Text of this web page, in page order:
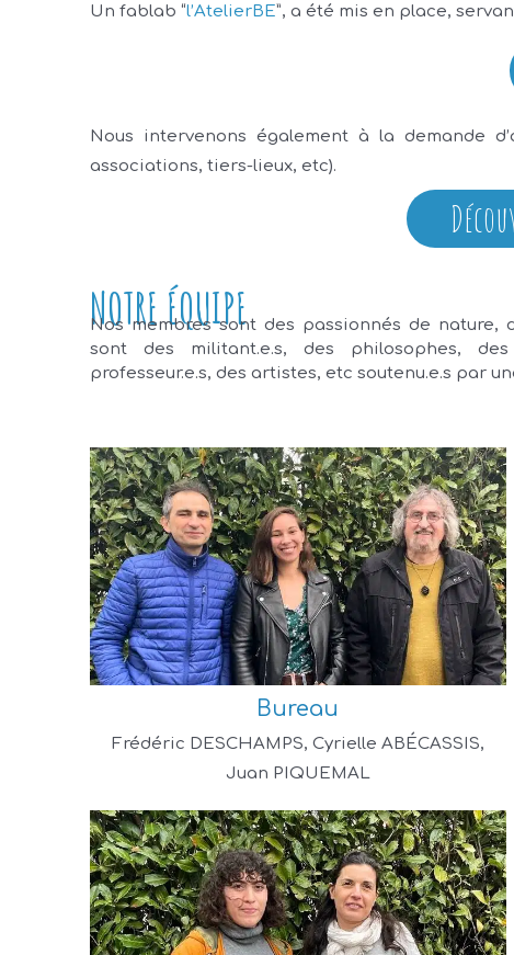
Un fablab “l’AtelierBE”, a été mis en place,
Nous intervenons également à la demande
associations, tiers-lieux, etc).
NOTRE ÉQUIPE​
Nos membres sont des passionnés de nature,
sont des militant.e.s, des philosophes,
professeur.e.s, des artistes, etc soutenu.e.s par
Bureau
Frédéric DESCHAMPS, Cyrielle ABÉCASSIS,
Juan PIQUEMAL